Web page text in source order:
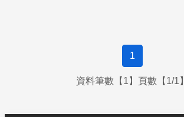
1
資料筆數【1】頁數【1/1】